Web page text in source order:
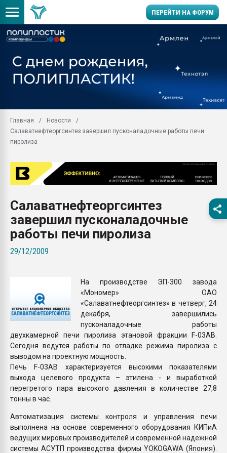
ПЕРЕЙТИ НА ФОРУМ
заводу пластмасс"
28.07.2026
первый план в
28.07.2026
ситуацией на
Главная
Новости
Салаватнефтеоргсинтез завершил пусконаладочные работы печи
пиролиза
Салаватнефтеоргсинтез
завершил пусконаладочные
работы печи пиролиза
29/12/2009
На производстве ЭП-300 завода
«Мономер» ОАО
«Салаватнефтеоргсинтез» в четверг, 24
декабря, завершились
пусконаладочные работы
двухкамерной печи пиролиза этановой фракции F-03АВ.
Сегодня ведутся работы по отладке режима пиролиза с
выводом на проектную мощность.
Печь F-03АВ характеризуется высокими показателями
выхода целевого продукта – этилена - и выработкой
перегретого пара высокого давления в количестве 27,8
тонны в час.
Автоматизация системы контроля и управления печи
выполнена на основе современного оборудования КИПиА
ведущих мировых производителей и современной надежной
системы АСУТП производства фирмы YOKOGAWA (Япония).